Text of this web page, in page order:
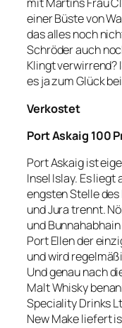
mit Martins Frau
einer Büste von
das alles noch
Schröder auch
Klingt verwirrend?
es ja zum Glück
Verkostet
Port Askaig 100
Port Askaig ist
Insel Islay. Es liegt
engsten Stelle
und Jura trennt.
und
Port Ellen der
und wird
Und genau nach
Malt Whisky
Speciality Drinks
New Make liefert